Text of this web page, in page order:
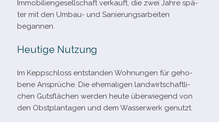
Immobiliengesellschaft ver­kauft, die zwei Jahre spä­
ter mit den Umbau- und Sanierungsarbeiten
begannen.
Heutige Nutzung
Im Keppschloss ent­stan­den Wohnungen für geho­
bene Ansprüche. Die ehe­ma­li­gen land­wirt­schaft­li­
chen Gutsflächen wer­den heute über­wie­gend von
den Obstplantagen und dem Wasserwerk genutzt.